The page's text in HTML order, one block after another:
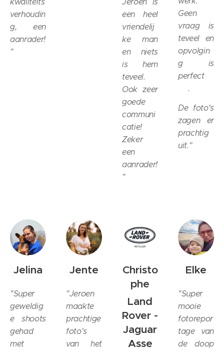
verhoudin
g, een
aanrader!
"
een heel
vriendelij
ke man
en niets
is hem
teveel.
Ook zeer
goede
communi
catie!
Zeker
een
aanrader!
"
Geen
vraag is
teveel en
opvolgin
g is
perfect
👌🏻.
De foto's
zagen er
prachtig
uit. "
Jelina
"Super
geweldig
e shoots
gehad
met
Jente
"Jeroen
maakte
prachtige
foto's
van het
Christo
phe
Land
Rover -
Jaguar
Asse
Elke
"Super
mooie
fotorepor
tage van
de doop